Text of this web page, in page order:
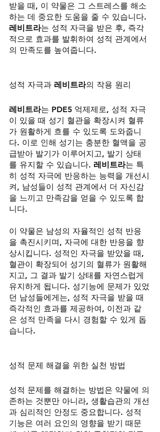
받을 때, 이 약물은 그 스트레스를 해소
하는 데 중요한 도움을 줄 수 있습니다.
레비트라는 성적 자극을 받은 후, 즉각
적으로 효과를 발휘하여 성적 관계에서
의 만족도를 높여줍니다.
성적 자극과 레비트라의 작용 원리
레비트라는 PDE5 억제제로, 성적 자극
이 있을 때 성기 혈관을 확장시켜 혈류
가 원활하게 흐를 수 있도록 도와줍니
다. 이로 인해 성기는 충분한 혈액을 공
급받아 발기가 이루어지고, 발기 상태
를 유지할 수 있습니다. 레비트라는 특
히 성적 자극에 반응하는 능력을 개선시
켜, 남성들이 성적 관계에서 더 자신감
을 느끼고 만족감을 얻을 수 있도록 합
니다.
이 약물은 남성의 자율적인 성적 반응
을 촉진시키며, 자극에 대한 반응을 향
상시킵니다. 성적인 자극을 받았을 때,
혈관이 확장되어 성기의 혈류가 원활해
지고, 그 결과 발기 상태를 자연스럽게
유지하게 됩니다. 성기능에 문제가 있었
던 남성들에게는, 성적 자극을 받을 때
즉각적인 효과를 제공하여, 이전과 같
은 성적 만족을 다시 경험할 수 있게 돕
습니다.
성적 문제 해결을 위한 실천 방법
성적 문제를 해결하는 방법은 약물에 의
존하는 것뿐만 아니라, 생활습관의 개선
과 심리적인 안정도 중요합니다. 성적
기능은 여러 요인의 영향을 받기 때문